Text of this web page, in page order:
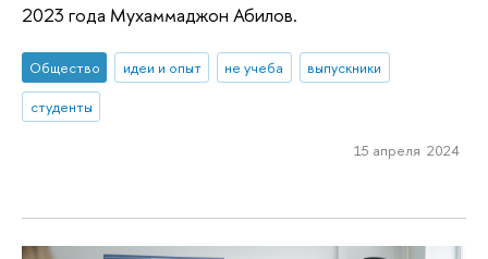
2023 года Мухаммаджон Абилов.
Общество идеи и опыт не учеба
выпускники
студенты
15 апреля 2024